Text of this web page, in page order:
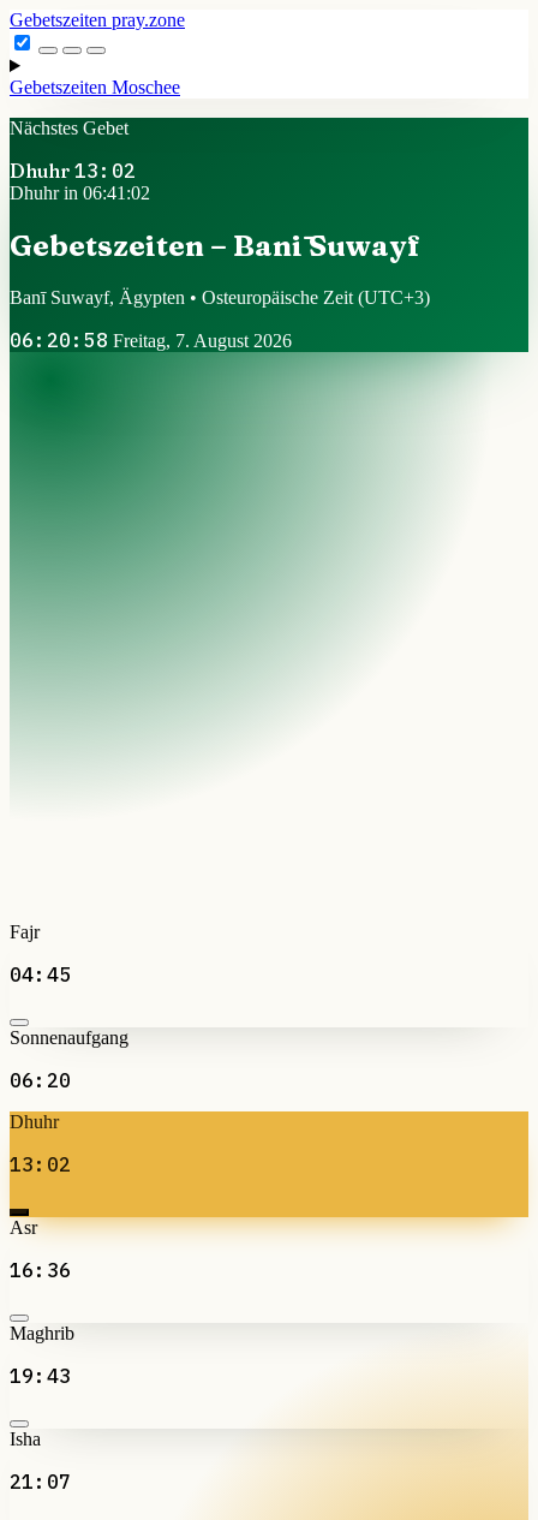
Gebetszeiten pray.zone
Gebetszeiten Moschee
Nächstes Gebet
Dhuhr 13:02
Dhuhr in 06:41:01
Gebetszeiten – Banī Suwayf
Banī Suwayf, Ägypten • Osteuropäische Zeit (UTC+3)
06:20:59 Freitag, 7. August 2026
Fajr
04:45
Sonnenaufgang
06:20
Dhuhr
13:02
Asr
16:36
Maghrib
19:43
Isha
21:07